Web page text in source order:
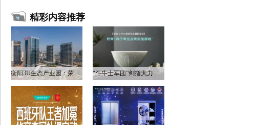
精彩内容推荐
衡阳3U生态产业园：荣电集团的政企合作新答卷 “斗牛士军团”剑指大力神杯，华帝以“一瓷一金”静候荣光